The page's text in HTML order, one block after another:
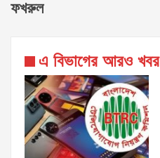
ফখরুল
এ বিভাগের আরও খবর